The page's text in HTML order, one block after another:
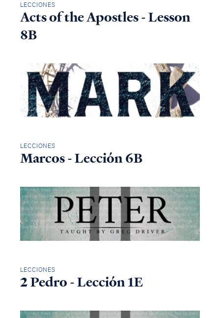
LECCIONES
Acts of the Apostles - Lesson
8B
LECCIONES
Marcos - Lección 6B
LECCIONES
2 Pedro - Lección 1E